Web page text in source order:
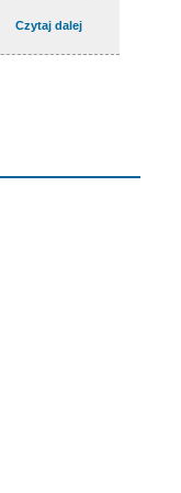
Czytaj dalej